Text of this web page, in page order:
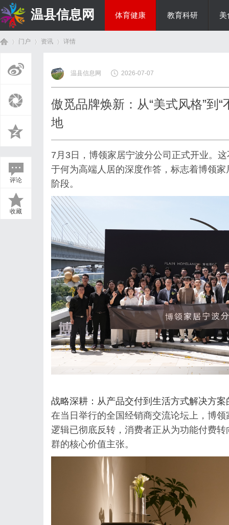
温县信息网 体育健康 教育科研 美
门户 资讯
›
详情
评论
收藏
温县信息网 2026-07-07
傲觅品牌焕新：从“美式风格”到
地
7月3日，博领家居宁波分公司正式开业。
于何为高端人居的深度作答，标志着博领
阶段。
战略深耕：从产品交付到生活方式解决方案
在当日举行的全国经销商交流论坛上，博
逻辑已彻底反转，消费者正从为功能付费
群的核心价值主张。